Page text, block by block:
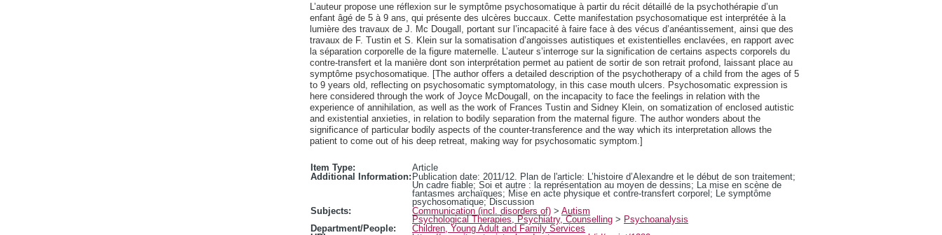
L’auteur propose une réflexion sur le symptôme psychosomatique à partir du récit détaillé de la psychothérapie d’un
enfant âgé de 5 à 9 ans, qui présente des ulcères buccaux. Cette manifestation psychosomatique est interprétée à la
lumière des travaux de J. Mc Dougall, portant sur l’incapacité à faire face à des vécus d’anéantissement, ainsi que des
travaux de F. Tustin et S. Klein sur la somatisation d’angoisses autistiques et existentielles enclavées, en rapport avec
la séparation corporelle de la figure maternelle. L’auteur s’interroge sur la signification de certains aspects corporels du
contre-transfert et la manière dont son interprétation permet au patient de sortir de son retrait profond, laissant place au
symptôme psychosomatique. [The author offers a detailed description of the psychotherapy of a child from the ages of 5
to 9 years old, reflecting on psychosomatic symptomatology, in this case mouth ulcers. Psychosomatic expression is
here considered through the work of Joyce McDougall, on the incapacity to face the feelings in relation with the
experience of annihilation, as well as the work of Frances Tustin and Sidney Klein, on somatization of enclosed autistic
and existential anxieties, in relation to bodily separation from the maternal figure. The author wonders about the
significance of particular bodily aspects of the counter-transference and the way which its interpretation allows the
patient to come out of his deep retreat, making way for psychosomatic symptom.]
Item Type:
Article
Additional Information: Publication date: 2011/12. Plan de l'article: L’histoire d’Alexandre et le début de son traitement;
Un cadre fiable; Soi et autre : la représentation au moyen de dessins; La mise en scène de
fantasmes archaïques; Mise en acte physique et contre-transfert corporel; Le symptôme
psychosomatique; Discussion
Subjects:
Communication (incl. disorders of) > Autism
Psychological Therapies, Psychiatry, Counselling > Psychoanalysis
Department/People:
Children, Young Adult and Family Services